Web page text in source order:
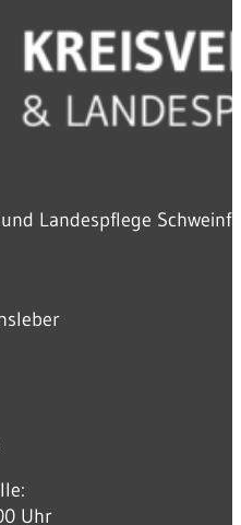
Landespflege
Uhr